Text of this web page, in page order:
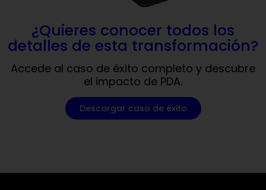
¿Quieres conocer todos los
detalles de esta transformación?
Accede al caso de éxito completo y descubre
el impacto de PDA.
Descargar caso de éxito